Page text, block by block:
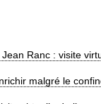
Ranc : visite
malgré le